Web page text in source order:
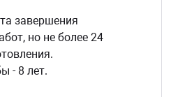
завершения
но не более 24
- 8 лет.